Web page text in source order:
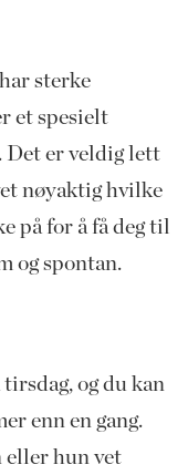
sterke
et spesielt
Det er veldig lett
nøyaktig hvilke
på for å få deg til
og spontan.
og du kan
enn en gang.
eller hun vet